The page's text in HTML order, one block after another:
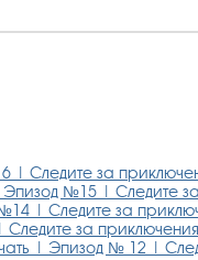
| Следите за
№15 | Следите
| Следите за
за
| Эпизод № 12 |